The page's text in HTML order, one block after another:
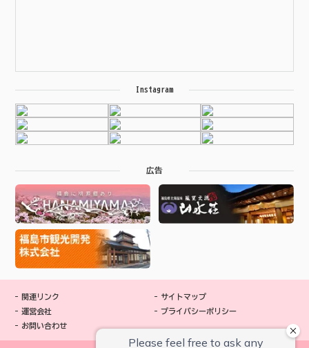
Instagram
広告
関連リンク
運営会社
お問い合わせ
サイトマップ
プライバシーポリシー